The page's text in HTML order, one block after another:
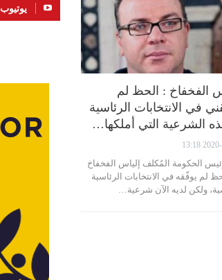
الفخفاخ : الحظ لم
في الانتخابات الرئاسية
الشرعية التي أملكها…
2020-
الحكومة المُكلف إلياس الفخفاخ
لم يوفّقه في الانتخابات الرئاسية
ولكن لديه الآن شرعية…
يوتيوب